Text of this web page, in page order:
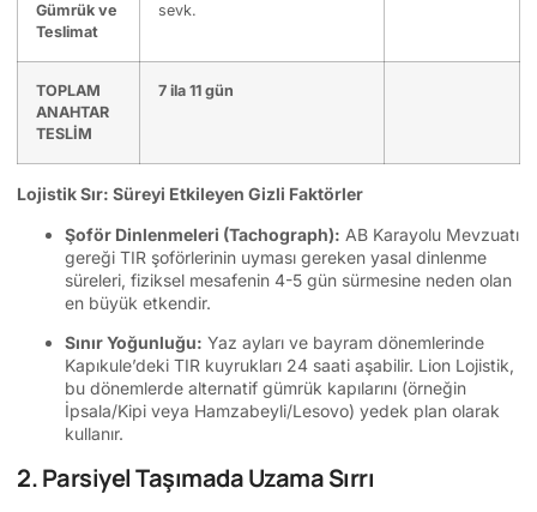
Gümrük ve
Teslimat
sevk.
TOPLAM
ANAHTAR
TESLİM
7 ila 11 gün
Lojistik Sır: Süreyi Etkileyen Gizli Faktörler
Şoför Dinlenmeleri (Tachograph): AB Karayolu Mevzuatı
gereği TIR şoförlerinin uyması gereken yasal dinlenme
süreleri, fiziksel mesafenin 4-5 gün sürmesine neden olan
en büyük etkendir.
Sınır Yoğunluğu: Yaz ayları ve bayram dönemlerinde
Kapıkule’deki TIR kuyrukları 24 saati aşabilir. Lion Lojistik,
bu dönemlerde alternatif gümrük kapılarını (örneğin
İpsala/Kipi veya Hamzabeyli/Lesovo) yedek plan olarak
kullanır.
2. Parsiyel Taşımada Uzama Sırrı